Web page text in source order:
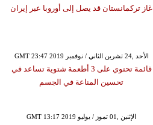
غاز تركمانستان قد يصل إلى أوروبا عبر إيران
GMT 23:47 2019 الأحد ,24 تشرين الثاني / نوفمبر
قائمة تحتوي على 3 أطعمة شتوية تساعد في
تحسين المناعة في الجسم
GMT 13:17 2019 الإثنين ,01 تموز / يوليو